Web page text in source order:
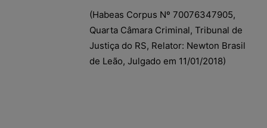
(Habeas Corpus Nº 70076347905,
Quarta Câmara Criminal, Tribunal de
Justiça do RS, Relator: Newton Brasil
de Leão, Julgado em 11/01/2018)